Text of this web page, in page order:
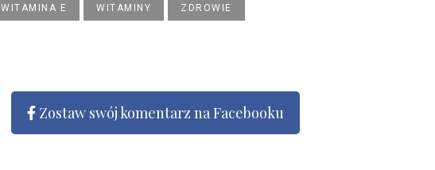
WITAMINA E WITAMINY ZDROWIE
Zostaw swój komentarz na Facebooku